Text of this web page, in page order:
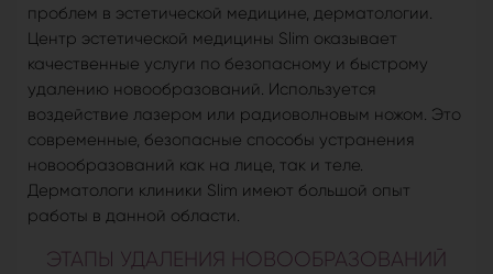
проблем в эстетической медицине, дерматологии.
Центр эстетической медицины Slim оказывает
качественные услуги по безопасному и быстрому
удалению новообразований. Используется
воздействие лазером или радиоволновым ножом. Это
современные, безопасные способы устранения
новообразований как на лице, так и теле.
Дерматологи клиники Slim имеют большой опыт
работы в данной области.
ЭТАПЫ УДАЛЕНИЯ НОВООБРАЗОВАНИЙ